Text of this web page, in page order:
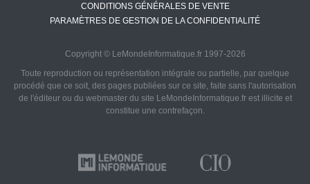
CONDITIONS GÉNÉRALES DE VENTE
PARAMÈTRES DE GESTION DE LA CONFIDENTIALITÉ
Copyright © LeMondeInformatique.fr 1997-2026
Toute reproduction ou représentation intégrale ou partielle, par quelque
procédé que ce soit, des pages publiées sur ce site, faite sans l'autorisation
de l'éditeur ou du webmaster du site LeMondeInformatique.fr est illicite et
constitue une contrefaçon.